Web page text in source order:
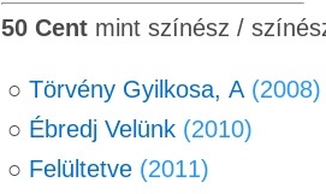
50 Centmint színész /
○ Törvény Gyilkosa, A (2008)
○ Ébredj Velünk (2010)
○ Felültetve (2011)